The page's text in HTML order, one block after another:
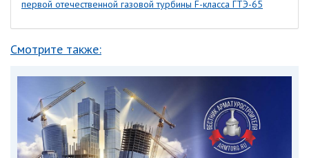
первой отечественной газовой турбины F-класса ГТЭ-65
Смотрите также: